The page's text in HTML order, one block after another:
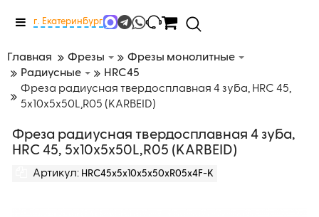
Меню
г. Екатеринбург
Главная Фрезы
Фрезы монолитные
Радиусные
HRC45
Фреза радиусная твердосплавная 4 зуба, HRC 45,
5х10х5х50L,R05 (KARBEID)
Фреза радиусная твердосплавная 4 зуба,
HRC 45, 5х10х5х50L,R05 (KARBEID)
Артикул: HRC45х5х10х5х50хR05х4F-K